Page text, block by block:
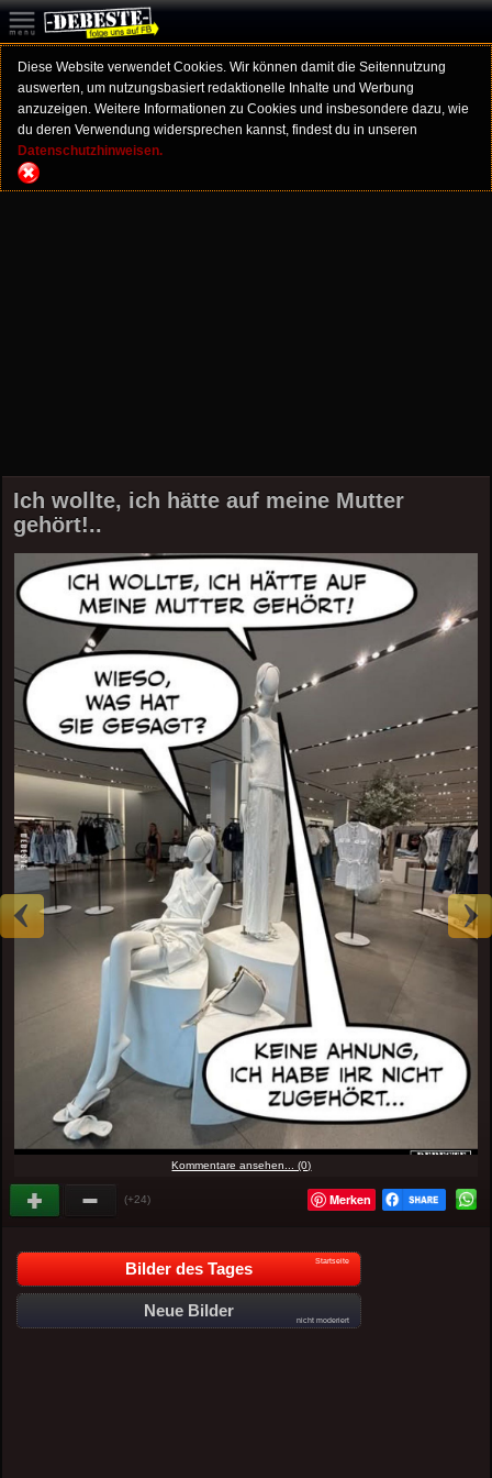
Diese Website verwendet Cookies. Wir können damit die Seitennutzung
auswerten, um nutzungsbasiert redaktionelle Inhalte und Werbung
anzuzeigen. Weitere Informationen zu Cookies und insbesondere dazu, wie
du deren Verwendung widersprechen kannst, findest du in unseren
Datenschutzhinweisen.
Ich wollte, ich hätte auf meine Mutter
gehört!..
Kommentare ansehen... (0)
(+24) Merken
Bilder des Tages Startseite
Neue Bilder
nicht moderiert